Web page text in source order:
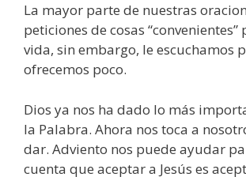
La mayor parte de nuestras
peticiones de cosas “convenientes”
vida, sin embargo, le escuchamos
ofrecemos poco.
Dios ya nos ha dado lo más
la Palabra. Ahora nos toca a
dar. Adviento nos puede ayudar
cuenta que aceptar a Jesús es